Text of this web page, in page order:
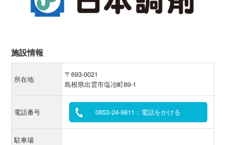
施設情報
所在地
〒693-0021
島根県出雲市塩冶町89-1
電話番号 0853-24-9811：電話をかける
駐車場